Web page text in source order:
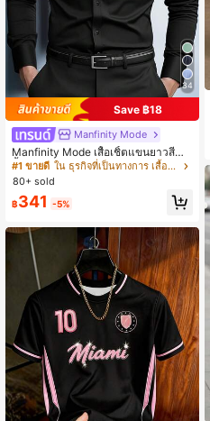
34
Save ฿18
Manfinity Mode
Manfinity Mode เสื้อเชิ้ตแขนยาวสีดำ
พื้นเรียบสำหรับผู้ชาย สไตล์ธุรกิจลำลอง
แบบเบสิกสำหรับฤดูหนาว คอตั้ง ติดกร
ะดุม เสื้อเชิ้ตทางการสไตล์ Old Money
สำหรับฤดูใบไม้ร่วง สำหรับการเดินทาง
#1 ขายดี
ใน ธุรกิจที่เป็นทางการ เสื้อเชิ้ตผู้ชาย
80+ sold
฿341 -5%